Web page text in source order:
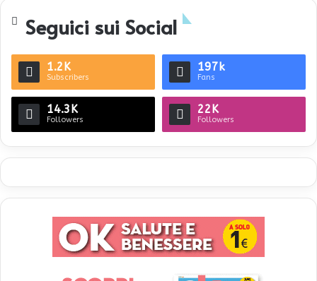
Seguici sui Social
1.2K
Subscribers
197k
Fans
14.3K
Followers
22K
Followers